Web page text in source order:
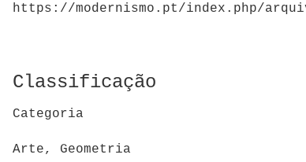
https://modernismo.pt/index.php/
Classificação
Categoria
Arte, Geometria